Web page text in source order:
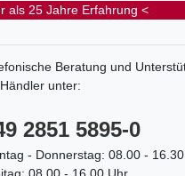
als 25 Jahre Erfahrung <
Beratung und
unter:
2851 5895-0
- Donnerstag: 08.00 -